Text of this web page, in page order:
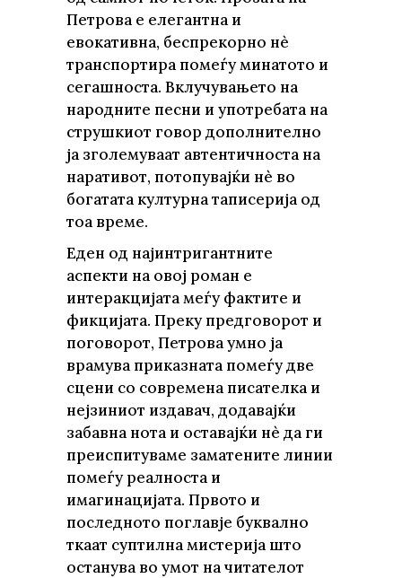
Петрова е елегантна и
евокативна, беспрекорно нè
транспортира помеѓу минатото и
сегашноста. Вклучувањето на
народните песни и употребата на
струшкиот говор дополнително
ја зголемуваат автентичноста на
наративот, потопувајќи нè во
богатата културна таписерија од
тоа време.
Еден од најинтригантните
аспекти на овој роман е
интеракцијата меѓу фактите и
фикцијата. Преку предговорот и
поговорот, Петрова умно ја
врамува приказната помеѓу две
сцени со современа писателка и
нејзиниот издавач, додавајќи
забавна нота и оставајќи нè да ги
преиспитуваме заматените линии
помеѓу реалноста и
имагинацијата. Првото и
последното поглавје буквално
ткаат суптилна мистерија што
останува во умот на читателот